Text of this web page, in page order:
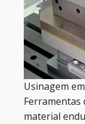
Usinagem
Ferramentas
material